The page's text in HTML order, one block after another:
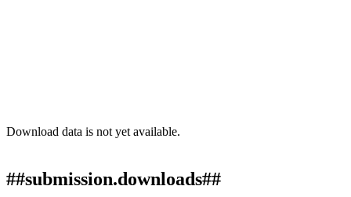
Download data is not yet available.
##submission.downloads##